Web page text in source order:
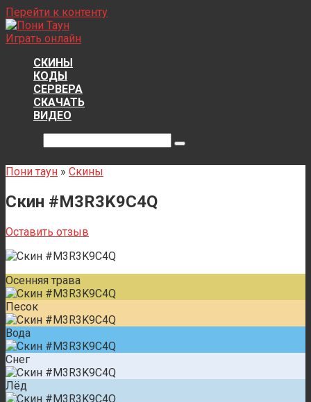
Перейти к контенту
Играть онлайн
СКИНЫ
КОДЫ
СЕРВЕРА
СКАЧАТЬ
ВИДЕО
Пони таун » Скины
Скин #M3R3K9C4Q
Оставить отзыв
Осенняя трава
Песок
Вода
Снег
Лёд